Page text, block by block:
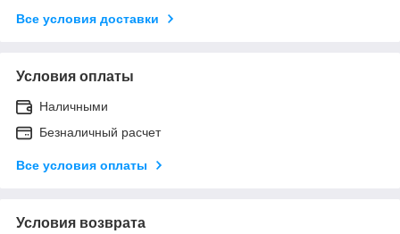
Все условия доставки
Условия оплаты
Наличными
Безналичный расчет
Все условия оплаты
Условия возврата